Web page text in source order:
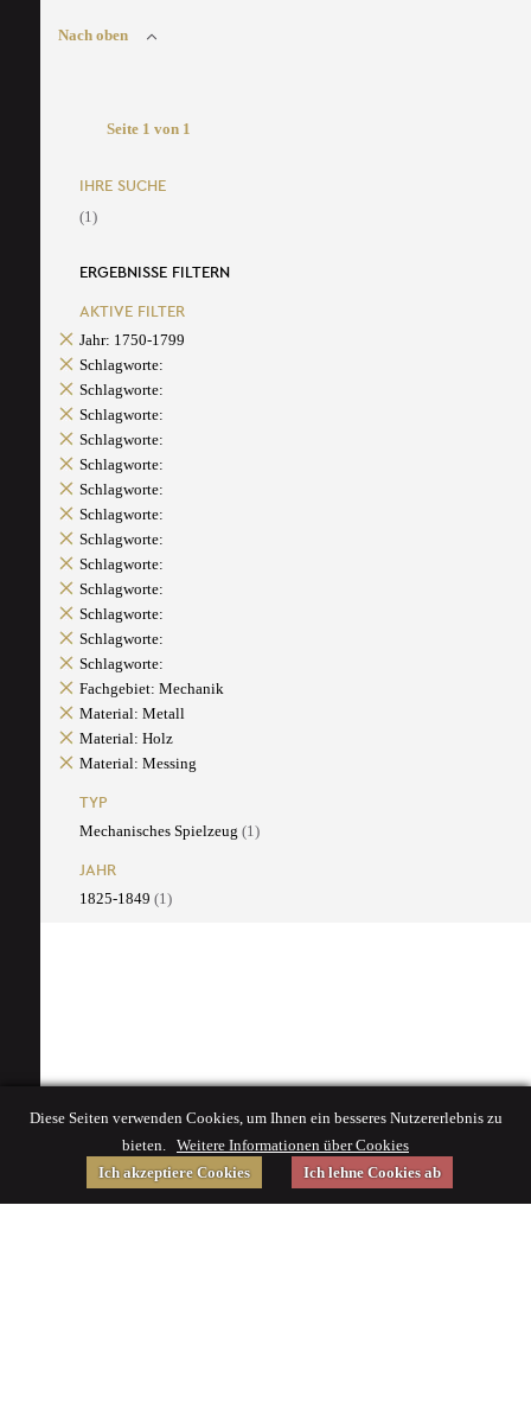
Nach oben
Seite 1 von 1
IHRE SUCHE
(1)
ERGEBNISSE FILTERN
AKTIVE FILTER
Jahr: 1750-1799
Schlagworte:
Schlagworte:
Schlagworte:
Schlagworte:
Schlagworte:
Schlagworte:
Schlagworte:
Schlagworte:
Schlagworte:
Schlagworte:
Schlagworte:
Schlagworte:
Schlagworte:
Fachgebiet: Mechanik
Material: Metall
Material: Holz
Material: Messing
TYP
Mechanisches Spielzeug (1)
JAHR
1825-1849 (1)
Diese Seiten verwenden Cookies, um Ihnen ein besseres Nutzererlebnis zu
bieten. Weitere Informationen über Cookies
Ich akzeptiere Cookies
Ich lehne Cookies ab